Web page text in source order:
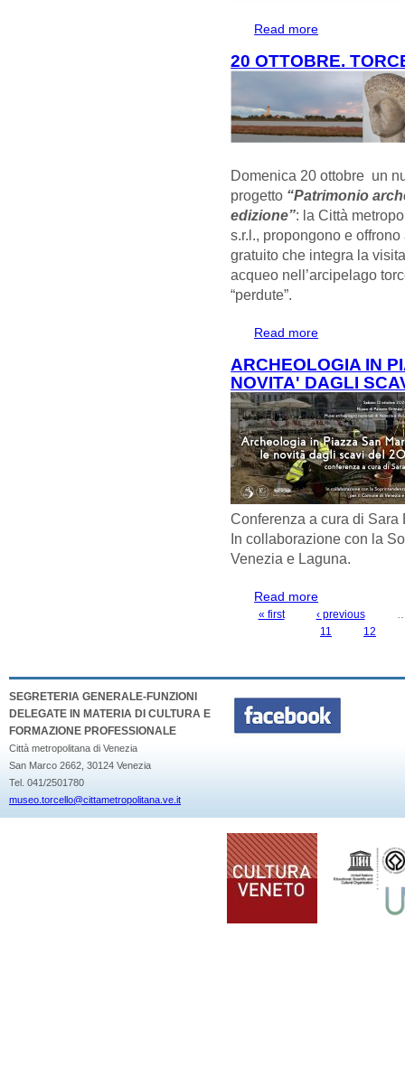
Read more
20 OTTOBRE.
Domenica 20 ottobre un
progetto “Patrimonio
edizione”: la Città
s.r.l., propongono e
gratuito che integra la
acqueo nell’arcipelago
“perdute”.
Read more
ARCHEOLOGIA IN
NOVITA' DAGLI
Conferenza a cura di Sara
In collaborazione con la
Venezia e Laguna.
Read more
SCAVI DEL 2024
« first ‹ previous
11
12
SEGRETERIA GENERALE-FUNZIONI
DELEGATE IN MATERIA DI CULTURA E
FORMAZIONE PROFESSIONALE
Città metropolitana di Venezia
San Marco 2662, 30124 Venezia
Tel. 041/2501780
museo.torcello@cittametropolitana.ve.it